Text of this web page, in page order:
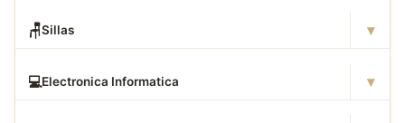
🪑Sillas ▾
💻Electronica Informatica ▾